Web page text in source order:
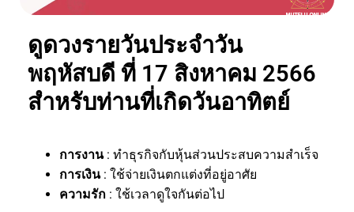
ดูดวงรายวันประจำวัน
พฤหัสบดี ที่ 17 สิงหาคม 2566
สำหรับท่านที่เกิดวันอาทิตย์
การงาน : ทำธุรกิจกับหุ้นส่วนประสบความสำเร็จ
การเงิน : ใช้จ่ายเงินตกแต่งที่อยู่อาศัย
ความรัก : ใช้เวลาดูใจกันต่อไป